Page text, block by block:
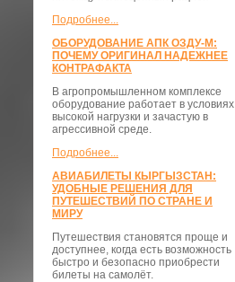
Подробнее...
ОБОРУДОВАНИЕ АПК ОЗДУ-М:
ПОЧЕМУ ОРИГИНАЛ НАДЕЖНЕЕ
КОНТРАФАКТА
В агропромышленном комплексе
оборудование работает в условиях
высокой нагрузки и зачастую в
агрессивной среде.
Подробнее...
АВИАБИЛЕТЫ КЫРГЫЗСТАН:
УДОБНЫЕ РЕШЕНИЯ ДЛЯ
ПУТЕШЕСТВИЙ ПО СТРАНЕ И
МИРУ
Путешествия становятся проще и
доступнее, когда есть возможность
быстро и безопасно приобрести
билеты на самолёт.